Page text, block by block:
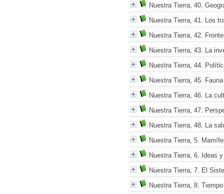
Nuestra Tierra, 40.
Nuestra Tierra, 41. Los
Nuestra Tierra, 42.
Nuestra Tierra, 43. La
Nuestra Tierra, 44.
Nuestra Tierra, 45. Fauna
Nuestra Tierra, 46. La
Nuestra Tierra, 47.
Nuestra Tierra, 48. La
Nuestra Tierra, 5.
Nuestra Tierra, 6. Ideas
Nuestra Tierra, 7. El
Nuestra Tierra, 8.